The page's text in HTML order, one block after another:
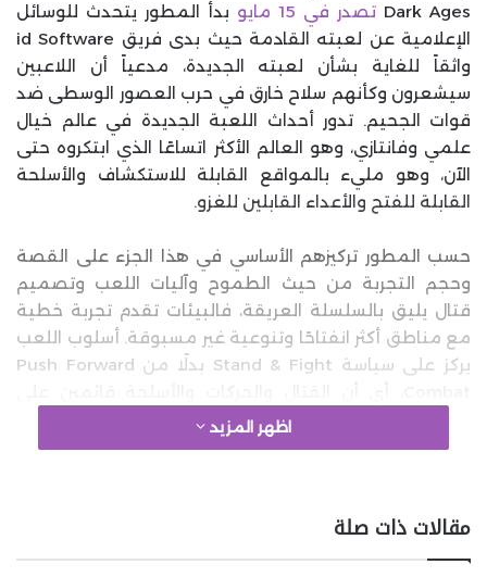
Dark Ages تصدر في 15 مايو
بدأ المطور يتحدث للوسائل
الإعلامية عن لعبته القادمة حيث بدى فريق id Software
واثقاً للغاية بشأن لعبته الجديدة، مدعياً أن اللاعبين
سيشعرون وكأنهم سلاح خارق في حرب العصور الوسطى ضد
قوات الجحيم. تدور أحداث اللعبة الجديدة في عالم خيال
علمي وفانتازي، وهو العالم الأكثر اتساعًا الذي ابتكروه حتى
الآن، وهو مليء بالمواقع القابلة للاستكشاف والأسلحة
القابلة للفتح والأعداء القابلين للغزو.
حسب المطور تركيزهم الأساسي في هذا الجزء على القصة
وحجم التجربة من حيث الطموح وآليات اللعب وتصميم
قتال يليق بالسلسلة العريقة، فالبيئات تقدم تجربة خطية
مع مناطق أكثر انفتاحًا وتنوعية غير مسبوقة. أسلوب اللعب
يركز على سياسة Stand & Fight بدلًا من Push Forward
قدرتك على الصد ورد الضربات وإلحاق الضرر وأنت في مكانك.
ويمكنك قيادة تنين وآلية عسكرية عملاقة في مراحل
اظهر المزيد
مقالات ذات صلة